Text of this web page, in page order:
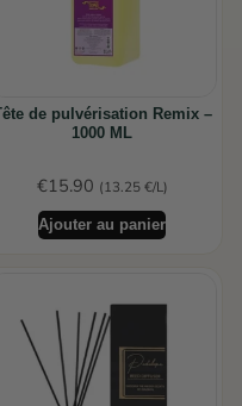
de pulvérisation Remix –
1000 ML
€15.90 (13.25 €/L)
Ajouter au panier